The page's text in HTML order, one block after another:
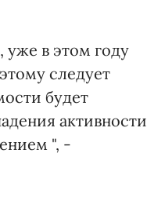
в этом году
следует
будет
активности
", -